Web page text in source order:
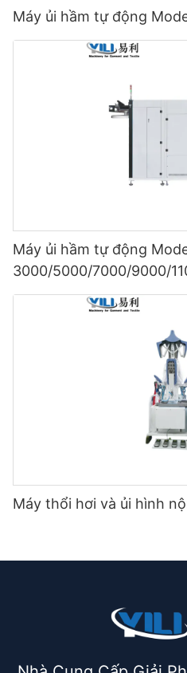
Máy ủi hầm tự động
Máy ủi hầm tự động
3000/5000/7000/9000/
Máy thổi hơi và ủi hình